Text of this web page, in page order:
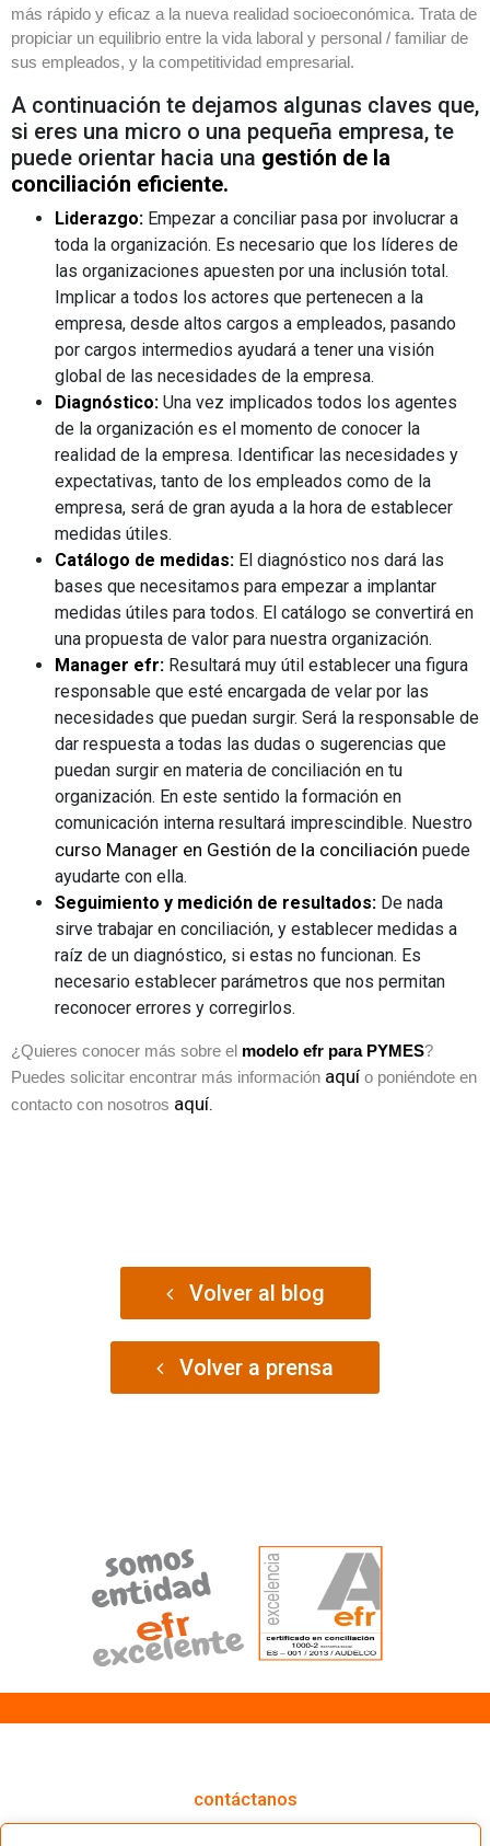
más rápido y eficaz a la nueva realidad socioeconómica. Trata de
propiciar un equilibrio entre la vida laboral y personal / familiar de
sus empleados, y la competitividad empresarial.
A continuación te dejamos algunas claves que,
si eres una micro o una pequeña empresa, te
puede orientar hacia una gestión de la
conciliación eficiente.
Liderazgo: Empezar a conciliar pasa por involucrar a
toda la organización. Es necesario que los líderes de
las organizaciones apuesten por una inclusión total.
Implicar a todos los actores que pertenecen a la
empresa, desde altos cargos a empleados, pasando
por cargos intermedios ayudará a tener una visión
global de las necesidades de la empresa.
Diagnóstico: Una vez implicados todos los agentes
de la organización es el momento de conocer la
realidad de la empresa. Identificar las necesidades y
expectativas, tanto de los empleados como de la
empresa, será de gran ayuda a la hora de establecer
medidas útiles.
Catálogo de medidas: El diagnóstico nos dará las
bases que necesitamos para empezar a implantar
medidas útiles para todos. El catálogo se convertirá en
una propuesta de valor para nuestra organización.
Manager efr: Resultará muy útil establecer una figura
responsable que esté encargada de velar por las
necesidades que puedan surgir. Será la responsable de
dar respuesta a todas las dudas o sugerencias que
puedan surgir en materia de conciliación en tu
organización. En este sentido la formación en
comunicación interna resultará imprescindible. Nuestro
curso Manager en Gestión de la conciliación puede
ayudarte con ella.
Seguimiento y medición de resultados: De nada
sirve trabajar en conciliación, y establecer medidas a
raíz de un diagnóstico, si estas no funcionan. Es
necesario establecer parámetros que nos permitan
reconocer errores y corregirlos.
¿Quieres conocer más sobre el modelo efr para PYMES?
Puedes solicitar encontrar más información aquí o poniéndote en
contacto con nosotros aquí.
Volver al blog
Volver a prensa
contáctanos